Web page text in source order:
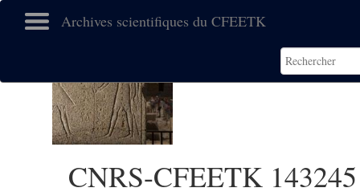
Archives scientifiques du CFEETK
CNRS-CFEETK 143245